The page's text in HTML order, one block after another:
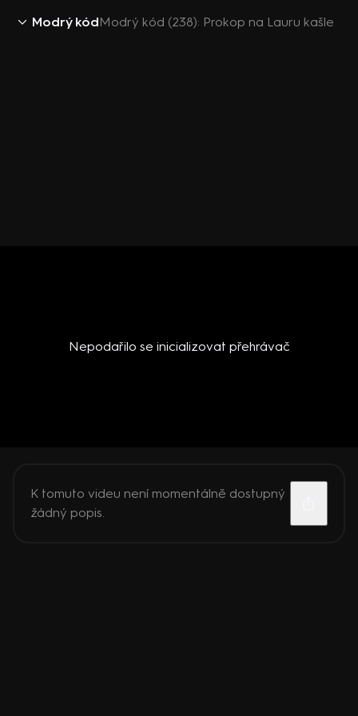
Modrý kódModrý kód (238): Prokop na Lauru kašle
Nepodařilo se inicializovat přehrávač
K tomuto videu není momentálně dostupný
žádný popis.